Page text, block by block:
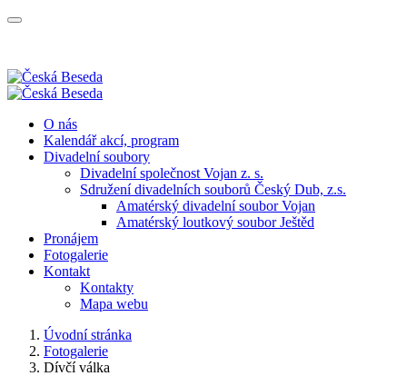
O nás
Kalendář akcí, program
Divadelní soubory
Divadelní společnost Vojan z. s.
Sdružení divadelních souborů Český Dub, z.s.
Amatérský divadelní soubor Vojan
Amatérský loutkový soubor Ještěd
Pronájem
Fotogalerie
Kontakt
Kontakty
Mapa webu
Úvodní stránka
Fotogalerie
Dívčí válka